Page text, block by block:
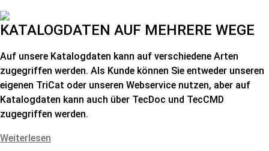
KATALOGDATEN AUF MEHRERE WEGE
Auf unsere Katalogdaten kann auf verschiedene Arten
zugegriffen werden. Als Kunde können Sie entweder unseren
eigenen TriCat oder unseren Webservice nutzen, aber auf
Katalogdaten kann auch über TecDoc und TecCMD
zugegriffen werden.
Weiterlesen